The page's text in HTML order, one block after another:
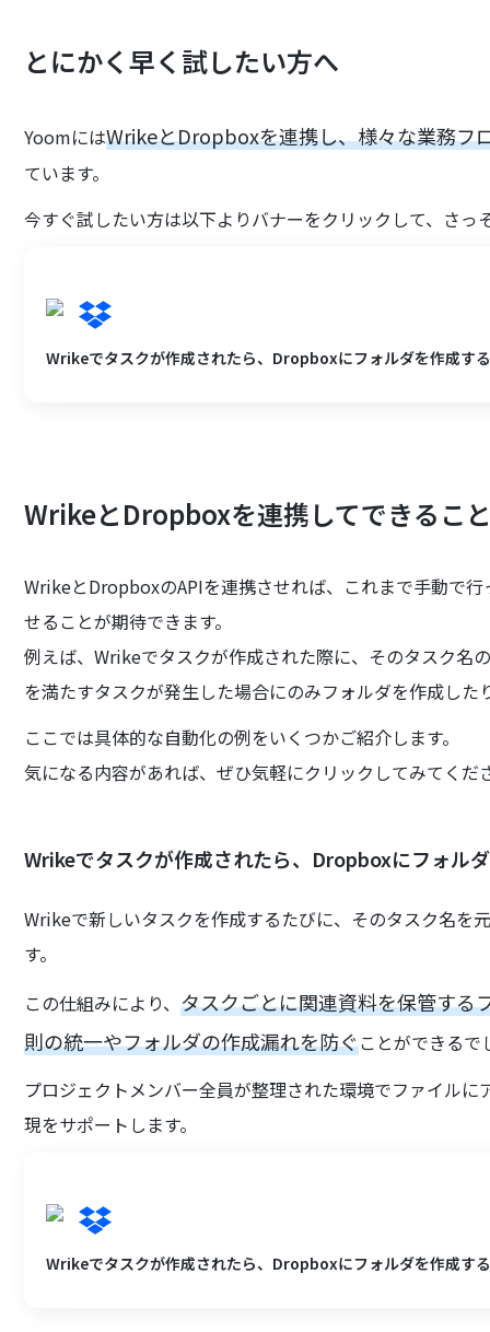
とにかく早く試したい方へ
YoomにはWrikeとDropboxを連携し、様々な業務フ
ています。
今すぐ試したい方は以下よりバナーをクリックして、さっ
Wrikeでタスクが作成されたら、Dropboxにフォルダを作成す
WrikeとDropboxを連携してできるこ
WrikeとDropboxのAPIを連携させれば、これまで手動で
せることが期待できます。
例えば、Wrikeでタスクが作成された際に、そのタスク名
を満たすタスクが発生した場合にのみフォルダを作成し
ここでは具体的な自動化の例をいくつかご紹介します。
気になる内容があれば、ぜひ気軽にクリックしてみてくだ
Wrikeでタスクが作成されたら、Dropboxにフォル
Wrikeで新しいタスクを作成するたびに、そのタスク名
す。
この仕組みにより、タスクごとに関連資料を保管する
則の統一やフォルダの作成漏れを防ぐことができるで
プロジェクトメンバー全員が整理された環境でファイル
現をサポートします。
Wrikeでタスクが作成されたら、Dropboxにフォルダを作成す